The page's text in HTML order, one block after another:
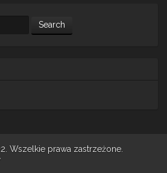
Wszelkie prawa zastrzeżone.